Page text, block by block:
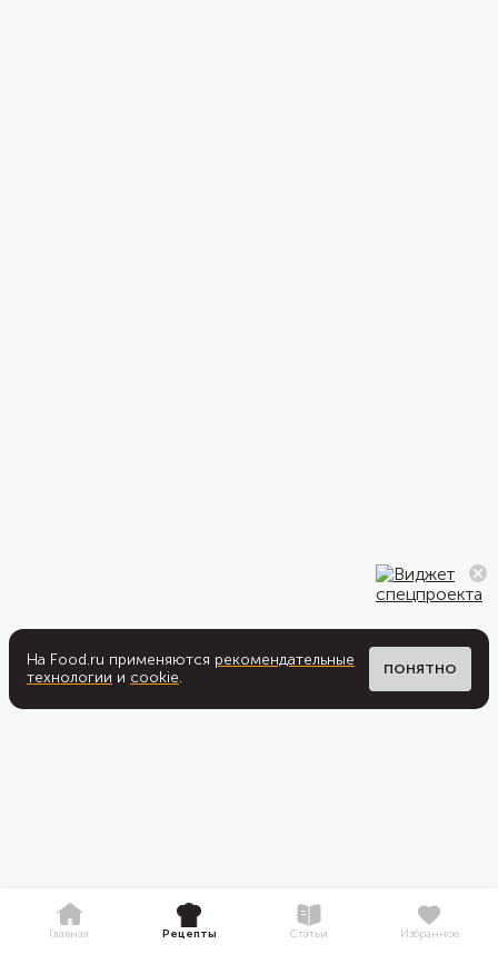
На Food.ru применяются рекомендательные
технологии и cookie. ПОНЯТНО
Главная Рецепты Статьи Избранное